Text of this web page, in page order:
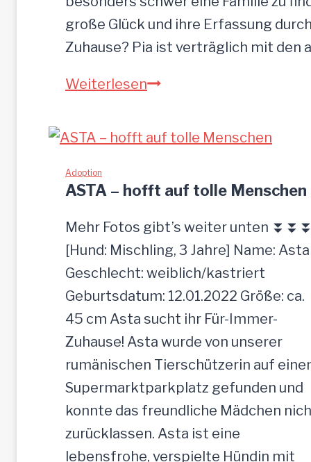
große Glück und ihre Erfassung
Zuhause? Pia ist verträglich mit den
WeiterlesenP
u
t
r
a
u
l
i
c
h
e
H
ü
Adoption
ASTA – hofft auf tolle Menschen
Mehr Fotos gibt’s weiter unten
[Hund: Mischling, 3 Jahre] Name: Asta
Geschlecht: weiblich/kastriert
Geburtsdatum: 12.01.2022 Größe: ca.
45 cm Asta sucht ihr Für-Immer-
Zuhause! Asta wurde von unserer
rumänischen Tierschützerin auf
Supermarktparkplatz gefunden und
konnte das freundliche Mädchen
zurücklassen. Asta ist eine
lebensfrohe, verspielte Hündin mit